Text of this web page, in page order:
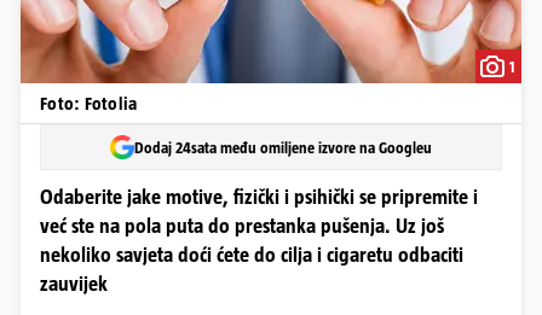
1
Foto: Fotolia
Dodaj 24sata među omiljene izvore na Googleu
Odaberite jake motive, fizički i psihički se pripremite i
već ste na pola puta do prestanka pušenja. Uz još
nekoliko savjeta doći ćete do cilja i cigaretu odbaciti
zauvijek